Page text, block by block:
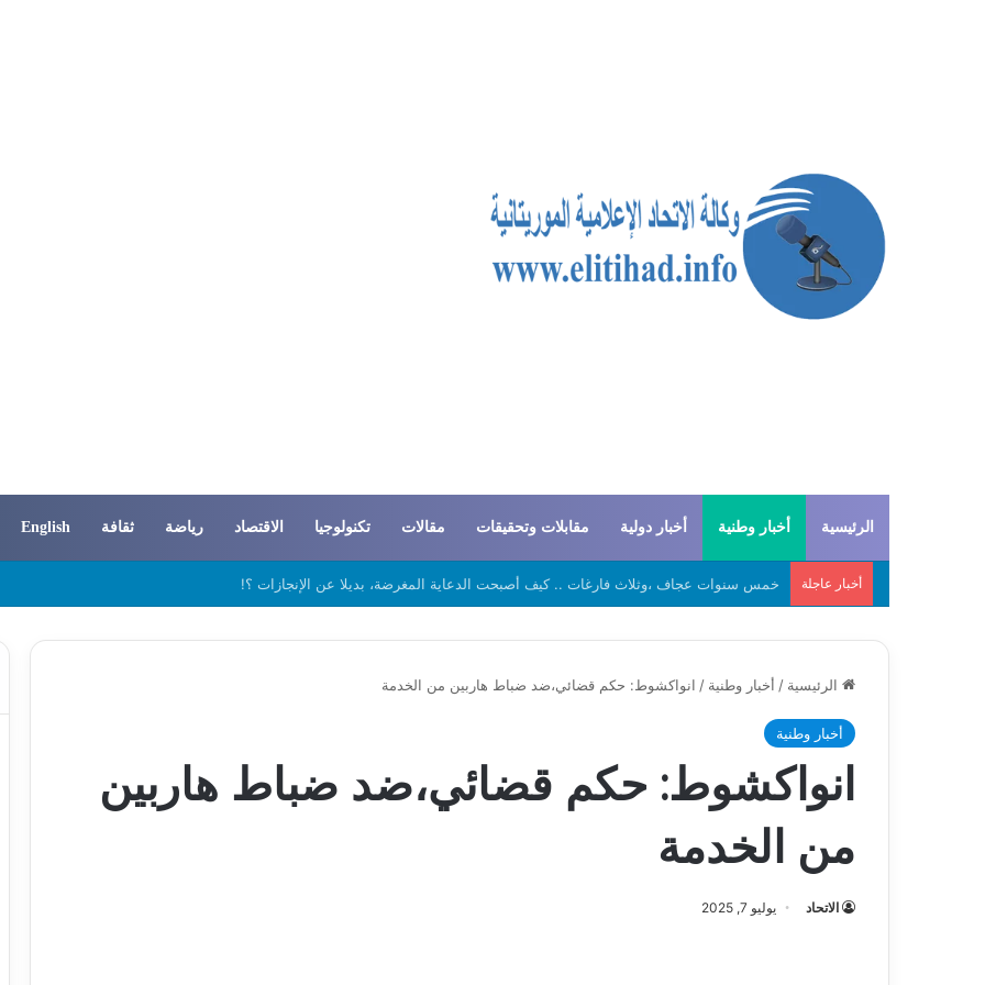
الرئيسية أخبار وطنية أخبار دولية مقابلات وتحقيقات مقالات تكنولوجيا الاقتصاد رياضة ثقافة English
أخبار عاجلة لحراطين والبيظان… الهوية المشتركة بين التاريخ والسوسيولوجيا
الرئيسية / أخبار وطنية / انواكشوط: حكم قضائي،ضد ضباط هاربين من الخدمة
أخبار وطنية
انواكشوط: حكم قضائي،ضد ضباط هاربين
من الخدمة
الاتحاد يوليو 7, 2025